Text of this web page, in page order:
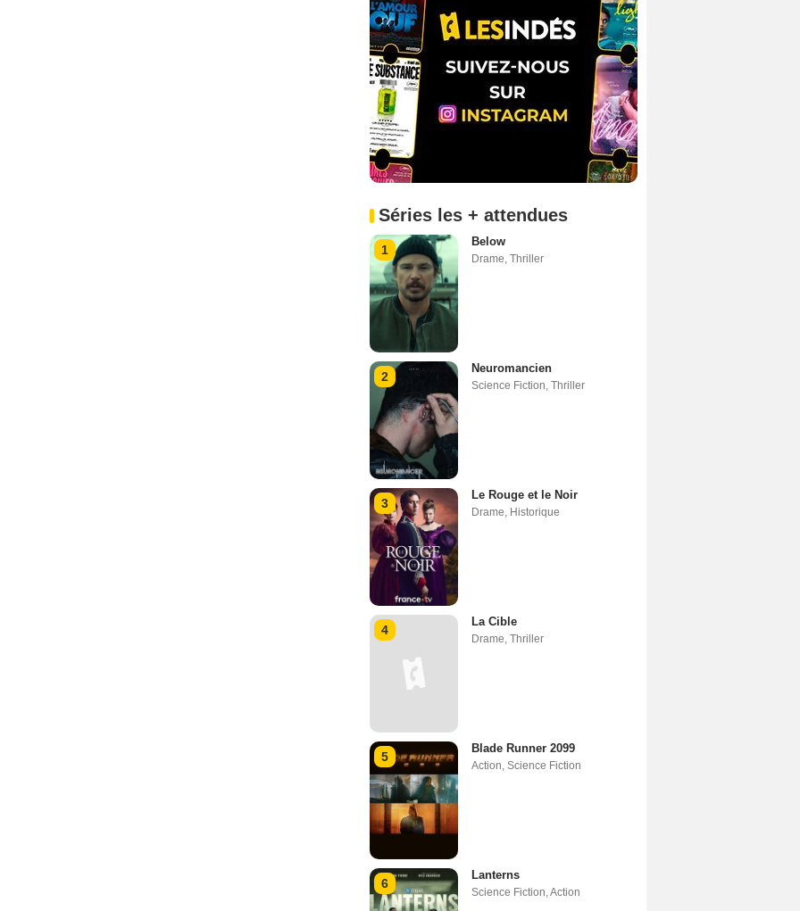
Séries les + attendues
1
Below
Drame, Thriller
2
Neuromancien
Science Fiction, Thriller
3
Le Rouge et le Noir
Drame, Historique
4
La Cible
Drame, Thriller
5
Blade Runner 2099
Action, Science Fiction
6
Lanterns
Science Fiction,Action